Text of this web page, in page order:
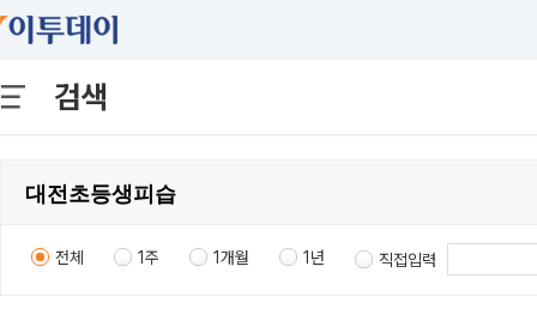
검색
전체 1주 1개월 1년 직접입력